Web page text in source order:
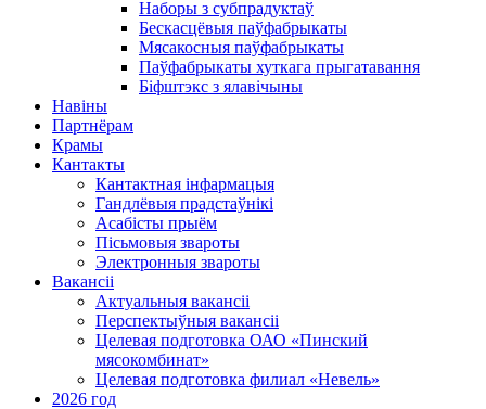
Наборы з субпрадуктаў
Бескасцёвыя паўфабрыкаты
Мясакосныя паўфабрыкаты
Паўфабрыкаты хуткага прыгатавання
Біфштэкс з ялавічыны
Навіны
Партнёрам
Крамы
Кантакты
Кантактная інфармацыя
Гандлёвыя прадстаўнікі
Асабісты прыём
Пісьмовыя звароты
Электронныя звароты
Вакансіі
Актуальныя вакансіі
Перспектыўныя вакансіі
Целевая подготовка ОАО «Пинский
мясокомбинат»
Целевая подготовка филиал «Невель»
2026 год